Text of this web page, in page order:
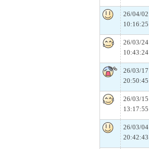
26/04/02
10:16:25
26/03/24
10:43:24
26/03/17
20:50:45
26/03/15
13:17:55
26/03/04
20:42:43